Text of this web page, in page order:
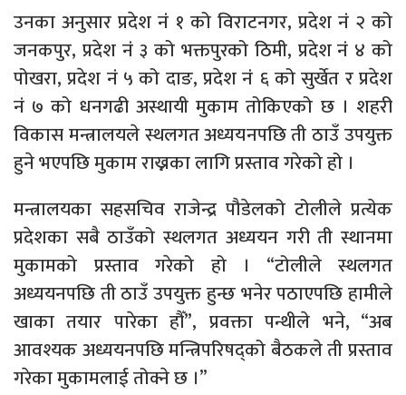
उनका अनुसार प्रदेश नंं १ को विराटनगर, प्रदेश नंं २ को
जनकपुर, प्रदेश नंं ३ को भक्तपुरको ठिमी, प्रदेश नंं ४ को
पोखरा, प्रदेश नंं ५ को दाङ, प्रदेश नंं ६ को सुर्खेत र प्रदेश
नंं ७ को धनगढी अस्थायी मुकाम तोकिएको छ । शहरी
विकास मन्त्रालयले स्थलगत अध्ययनपछि ती ठाउँ उपयुक्त
हुने भएपछि मुकाम राख्नका लागि प्रस्ताव गरेको हो ।
मन्त्रालयका सहसचिव राजेन्द्र पौडेलको टोलीले प्रत्येक
प्रदेशका सबै ठाउँको स्थलगत अध्ययन गरी ती स्थानमा
मुकामको प्रस्ताव गरेको हो । “टोलीले स्थलगत
अध्ययनपछि ती ठाउँ उपयुक्त हुन्छ भनेर पठाएपछि हामीले
खाका तयार पारेका हौँ”, प्रवक्ता पन्थीले भने, “अब
आवश्यक अध्ययनपछि मन्त्रिपरिषद्को बैठकले ती प्रस्ताव
गरेका मुकामलाई तोक्ने छ ।”